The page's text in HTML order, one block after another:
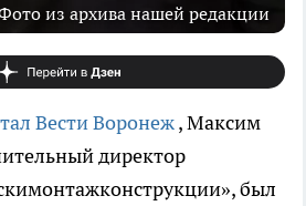
из архива нашей редакции
Вести Воронеж, Максим
директор
был